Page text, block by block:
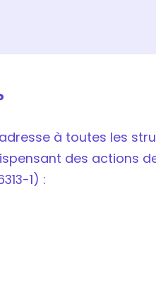
à toutes les
des actions
1) :